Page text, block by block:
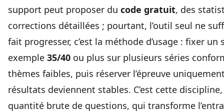
support peut proposer du code gratuit, des
corrections détaillées ; pourtant, l’outil seul ne
fait progresser, c’est la méthode d’usage : fixer un
exemple 35/40 ou plus sur plusieurs séries
thèmes faibles, puis réserver l’épreuve
résultats deviennent stables. C’est cette
quantité brute de questions, qui transforme